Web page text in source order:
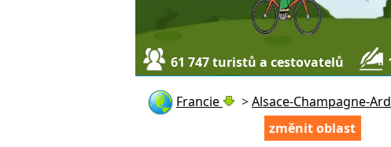
61 747 turistů a cestovatelů
Francie >Alsace-Champagne-
změnit oblast